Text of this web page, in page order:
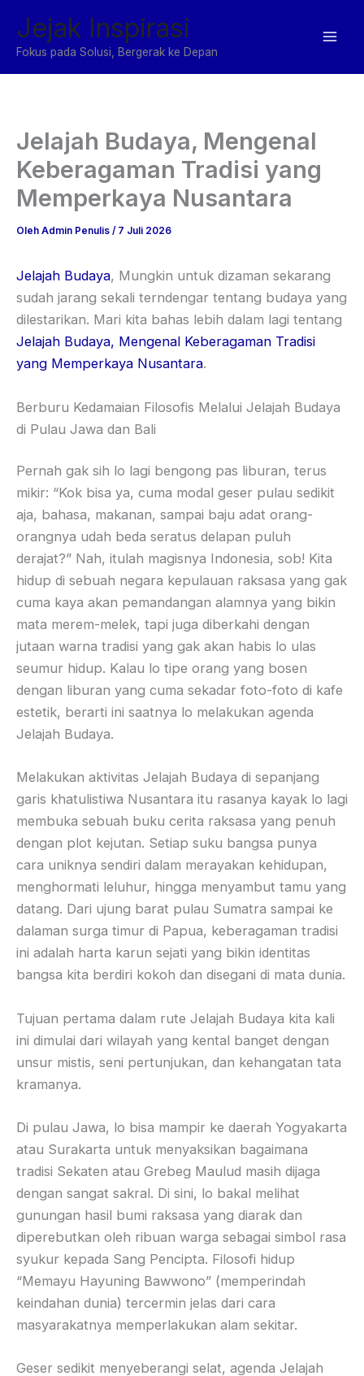
konten
Jejak Inspirasi
Fokus pada Solusi, Bergerak ke Depan
Jelajah Budaya, Mengenal
Keberagaman Tradisi yang
Memperkaya Nusantara
Oleh Admin Penulis / 7 Juli 2026
Jelajah Budaya, Mungkin untuk dizaman sekarang
sudah jarang sekali terndengar tentang budaya yang
dilestarikan. Mari kita bahas lebih dalam lagi tentang
Jelajah Budaya, Mengenal Keberagaman Tradisi
yang Memperkaya Nusantara.
Berburu Kedamaian Filosofis Melalui Jelajah Budaya
di Pulau Jawa dan Bali
Pernah gak sih lo lagi bengong pas liburan, terus
mikir: “Kok bisa ya, cuma modal geser pulau sedikit
aja, bahasa, makanan, sampai baju adat orang-
orangnya udah beda seratus delapan puluh
derajat?” Nah, itulah magisnya Indonesia, sob! Kita
hidup di sebuah negara kepulauan raksasa yang gak
cuma kaya akan pemandangan alamnya yang bikin
mata merem-melek, tapi juga diberkahi dengan
jutaan warna tradisi yang gak akan habis lo ulas
seumur hidup. Kalau lo tipe orang yang bosen
dengan liburan yang cuma sekadar foto-foto di kafe
estetik, berarti ini saatnya lo melakukan agenda
Jelajah Budaya.
Melakukan aktivitas Jelajah Budaya di sepanjang
garis khatulistiwa Nusantara itu rasanya kayak lo lagi
membuka sebuah buku cerita raksasa yang penuh
dengan plot kejutan. Setiap suku bangsa punya
cara uniknya sendiri dalam merayakan kehidupan,
menghormati leluhur, hingga menyambut tamu yang
datang. Dari ujung barat pulau Sumatra sampai ke
dalaman surga timur di Papua, keberagaman tradisi
ini adalah harta karun sejati yang bikin identitas
bangsa kita berdiri kokoh dan disegani di mata dunia.
Tujuan pertama dalam rute Jelajah Budaya kita kali
ini dimulai dari wilayah yang kental banget dengan
unsur mistis, seni pertunjukan, dan kehangatan tata
kramanya.
Di pulau Jawa, lo bisa mampir ke daerah Yogyakarta
atau Surakarta untuk menyaksikan bagaimana
tradisi Sekaten atau Grebeg Maulud masih dijaga
dengan sangat sakral. Di sini, lo bakal melihat
gunungan hasil bumi raksasa yang diarak dan
diperebutkan oleh ribuan warga sebagai simbol rasa
syukur kepada Sang Pencipta. Filosofi hidup
“Memayu Hayuning Bawwono” (memperindah
keindahan dunia) tercermin jelas dari cara
masyarakatnya memperlakukan alam sekitar.
Geser sedikit menyeberangi selat, agenda Jelajah